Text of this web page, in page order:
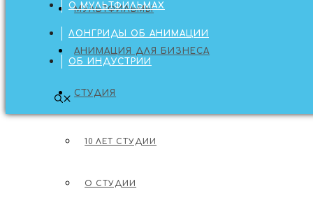
МУЛЬТФИЛЬМЫ
АНИМАЦИЯ ДЛЯ БИЗНЕСА
СТУДИЯ
10 ЛЕТ СТУДИИ
О СТУДИИ
О МУЛЬТФИЛЬМАХ
ЛОНГРИДЫ ОБ АНИМАЦИИ
ОБ ИНДУСТРИИ